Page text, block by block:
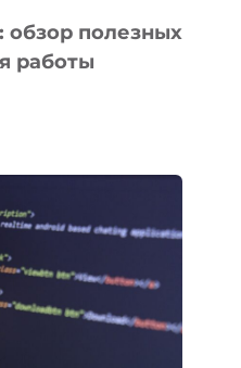
полезных
работы